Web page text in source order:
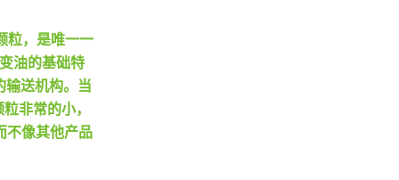
粒，是唯一一
油的基础特
输送机构。当
非常的小，
不像其他产品